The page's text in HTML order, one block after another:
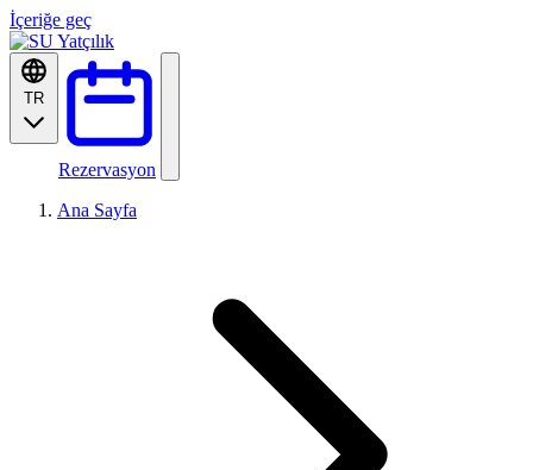
İçeriğe geç
TR
Rezervasyon
Ana Sayfa